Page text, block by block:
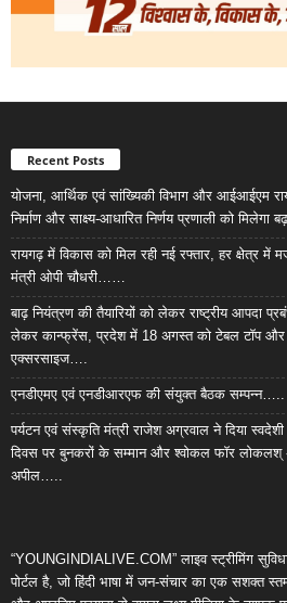
Recent Posts
योजना, आर्थिक एवं सांख्यिकी विभाग और आईआईएम
निर्माण और साक्ष्य-आधारित निर्णय प्रणाली को मिलेगा
रायगढ़ में विकास को मिल रही नई रफ्तार, हर क्षेत्र में
मंत्री ओपी चौधरी……
बाढ़ नियंत्रण की तैयारियों को लेकर राष्ट्रीय आपदा
लेकर कान्फ्रेंस, प्रदेश में 18 अगस्त को टेबल टॉप और
एक्सरसाइज….
एनडीएमए एवं एनडीआरएफ की संयुक्त बैठक सम्पन्न…..
पर्यटन एवं संस्कृति मंत्री राजेश अग्रवाल ने दिया
दिवस पर बुनकरों के सम्मान और श्वोकल फॉर लोकलश्
अपील…..
“YOUNGINDIALIVE.COM” लाइव स्ट्रीमिंग
पोर्टल है, जो हिंदी भाषा में जन-संचार का एक सशक्त